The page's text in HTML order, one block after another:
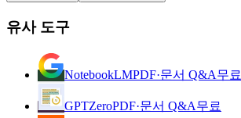
유사 도구
NotebookLMPDF·문서 Q&A무료
GPTZeroPDF·문서 Q&A무료